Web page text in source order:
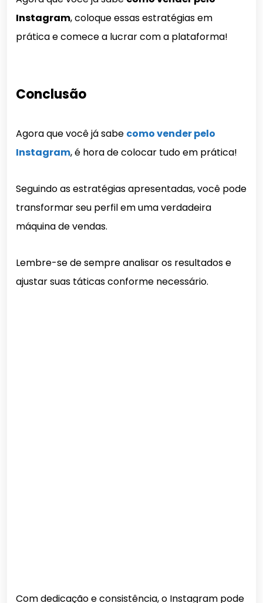
Instagram, coloque essas estratégias em
prática e comece a lucrar com a plataforma!
Conclusão
Agora que você já sabe como vender pelo
Instagram, é hora de colocar tudo em prática!
Seguindo as estratégias apresentadas, você pode
transformar seu perfil em uma verdadeira
máquina de vendas.
Lembre-se de sempre analisar os resultados e
ajustar suas táticas conforme necessário.
Com dedicação e consistência, o Instagram pode